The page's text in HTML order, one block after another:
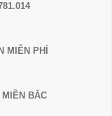
MIỄN PHÍ
BẮC